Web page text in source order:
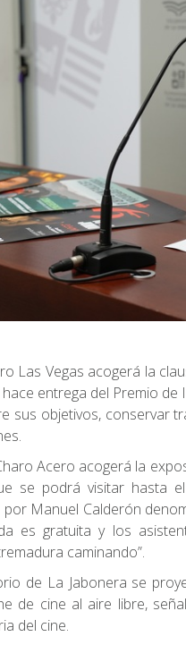
Las Vegas acogerá la
entrega del Premio
sus objetivos, conservar
Acero acogerá la
se podrá visitar
Manuel Calderón
es gratuita y los
caminando”.
de La Jabonera se
de cine al aire libre,
del cine.